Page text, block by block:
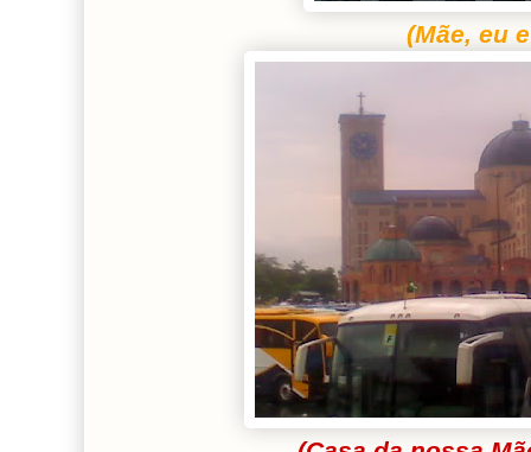
(Mãe, eu